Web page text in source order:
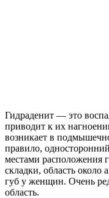
Гидраденит — это
приводит к их
возникает в
правило,
местами расположения
складки, область
губ у женщин. Очень
область.